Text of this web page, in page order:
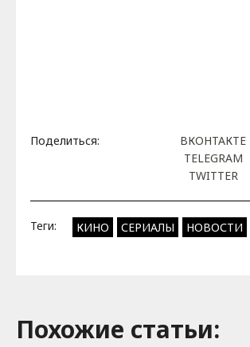
Поделиться:
ВКОНТАКТЕ
TELEGRAM
TWITTER
Теги: КИНО СЕРИАЛЫ НОВОСТИ
Похожие cтатьи: